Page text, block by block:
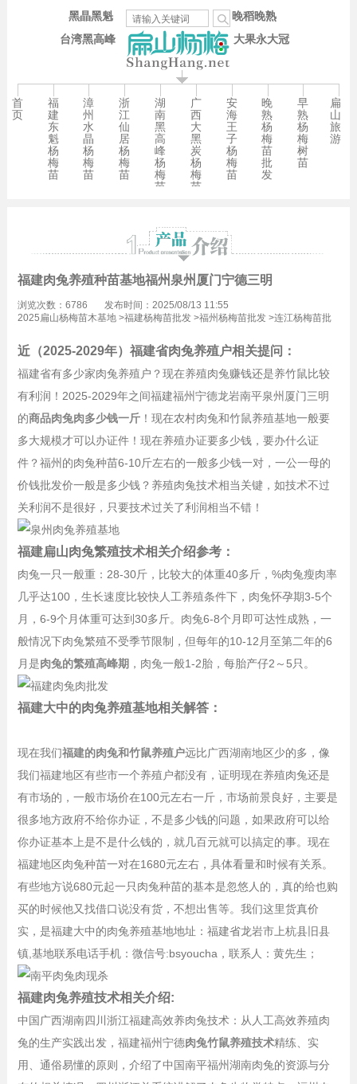
台湾黑高峰
晚稻晚熟
大果永大冠
黑晶黑魁
首
页
福
建
东
魁
杨
梅
苗
漳
州
水
晶
杨
梅
苗
浙
江
仙
居
杨
梅
苗
湖
南
黑
高
峰
杨
梅
苗
广
西
大
黑
炭
杨
梅
苗
安
海
王
子
杨
梅
苗
晚
熟
杨
梅
苗
批
发
早
熟
杨
梅
树
苗
扁
山
旅
游
福建肉兔养殖种苗基地福州泉州厦门宁德三明
浏览次数：6786
发布时间：2025/08/13 11:55
2025扁山杨梅苗木基地>福建杨梅苗批发>福州杨梅苗批发>连江杨梅苗批
近（2025-2029年）福建省肉兔养殖户相关提问：
福建省有多少家肉兔养殖户？现在养殖肉兔赚钱还是养竹鼠比较
有利润！2025-2029年之间福建福州宁德龙岩南平泉州厦门三明
的商品肉兔肉多少钱一斤！现在农村肉兔和竹鼠养殖基地一般要
多大规模才可以办证件！现在养殖办证要多少钱，要办什么证
件？福州的肉兔种苗6-10斤左右的一般多少钱一对，一公一母的
价钱批发价一般是多少钱？养殖肉兔技术相当关键，如技术不过
关利润不是很好，只要技术过关了利润相当不错！
福建扁山肉兔繁殖技术相关介绍参考：
肉兔一只一般重：28-30斤，比较大的体重40多斤，%肉兔瘦肉率
几乎达100，生长速度比较快人工养殖条件下，肉兔怀孕期3-5个
月，6-9个月体重可达到30多斤。肉兔6-8个月即可达性成熟，一
般情况下肉兔繁殖不受季节限制，但每年的10-12月至第二年的6
月是肉兔的繁殖高峰期 ，肉兔一般1-2胎，每胎产仔2～5只。
福建大中的肉兔养殖基地相关解答：
现在我们福建的肉兔和竹鼠养殖户远比广西湖南地区少的多，像
我们福建地区有些市一个养殖户都没有，证明现在养殖肉兔还是
有市场的，一般市场价在100元左右一斤，市场前景良好，主要是
很多地方政府不给你办证，不是多少钱的问题，如果政府可以给
你办证基本上是不是什么钱的，就几百元就可以搞定的事。现在
福建地区肉兔种苗一对在1680元左右，具体看量和时候有关系。
有些地方说680元起一只肉兔种苗的基本是忽悠人的，真的给也购
买的时候他又找借口说没有货，不想出售等。我们这里货真价
实，是福建大中的肉兔养殖基地地址：福建省龙岩市上杭县旧县
镇,基地联系电话手机：微信号:bsyoucha，联系人：黄先生；
福建肉兔养殖技术相关介绍:
中国广西湖南四川浙江福建高效养肉兔技术：从人工高效养殖肉
兔的生产实践出发，福建福州宁德肉兔竹鼠养殖技术精练、实
用、通俗易懂的原则，介绍了中国南平福州湖南肉兔的资源与分